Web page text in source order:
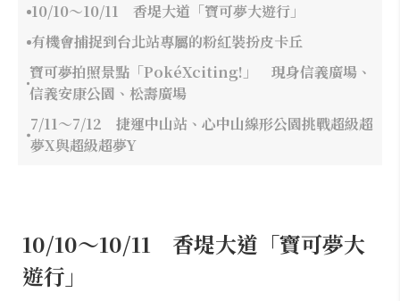
10/10～10/11 香堤大道「寶可夢大遊行」
有機會捕捉到台北站專屬的粉紅裝扮皮卡丘
寶可夢拍照景點「PokéXciting!」 現身信義廣場、
信義安康公園、松壽廣場
7/11～7/12 捷運中山站、心中山線形公園挑戰超級超
夢X與超級超夢Y
10/10～10/11 香堤大道「寶可夢大
遊行」